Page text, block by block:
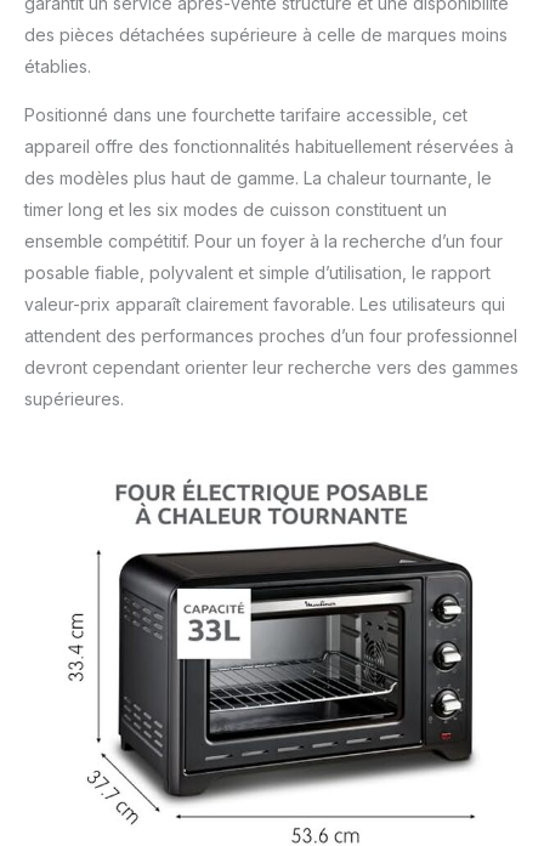
des pièces détachées supérieure à celle de marques moins
établies.
Positionné dans une fourchette tarifaire accessible, cet
appareil offre des fonctionnalités habituellement réservées à
des modèles plus haut de gamme. La chaleur tournante, le
timer long et les six modes de cuisson constituent un
ensemble compétitif. Pour un foyer à la recherche d’un four
posable fiable, polyvalent et simple d’utilisation, le rapport
valeur-prix apparaît clairement favorable. Les utilisateurs qui
attendent des performances proches d’un four professionnel
devront cependant orienter leur recherche vers des gammes
supérieures.